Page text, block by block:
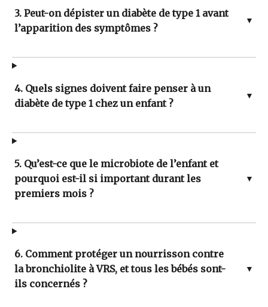
3. Peut-on dépister un diabète de type 1 avant
l’apparition des symptômes ?
▼
4. Quels signes doivent faire penser à un
diabète de type 1 chez un enfant ?
▼
5. Qu’est-ce que le microbiote de l’enfant et
pourquoi est-il si important durant les
premiers mois ?
▼
6. Comment protéger un nourrisson contre
la bronchiolite à VRS, et tous les bébés sont-
ils concernés ?
▼